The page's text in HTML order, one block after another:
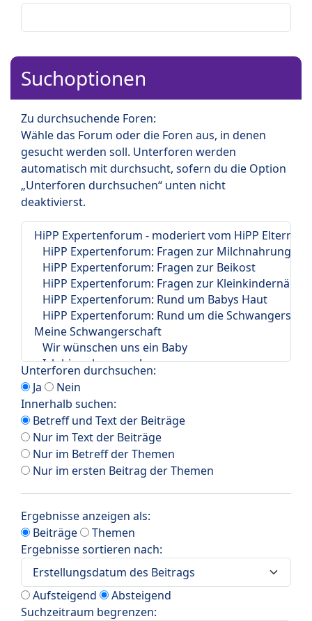
Suchoptionen
Zu durchsuchende Foren:
Wähle das Forum oder die Foren aus, in denen
gesucht werden soll. Unterforen werden
automatisch mit durchsucht, sofern du die Option
„Unterforen durchsuchen“ unten nicht
deaktivierst.
Unterforen durchsuchen:
Ja
Nein
Innerhalb suchen:
Betreff und Text der Beiträge
Nur im Text der Beiträge
Nur im Betreff der Themen
Nur im ersten Beitrag der Themen
Ergebnisse anzeigen als:
Beiträge
Themen
Ergebnisse sortieren nach:
Aufsteigend
Absteigend
Suchzeitraum begrenzen: